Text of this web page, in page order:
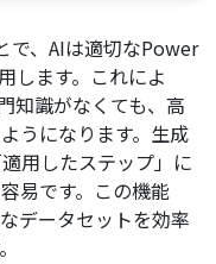
で、AIは適切なPower
します。これによ
知識がなくても、高
うになります。生成
用したステップ」に
易です。この機能
データセットを効率